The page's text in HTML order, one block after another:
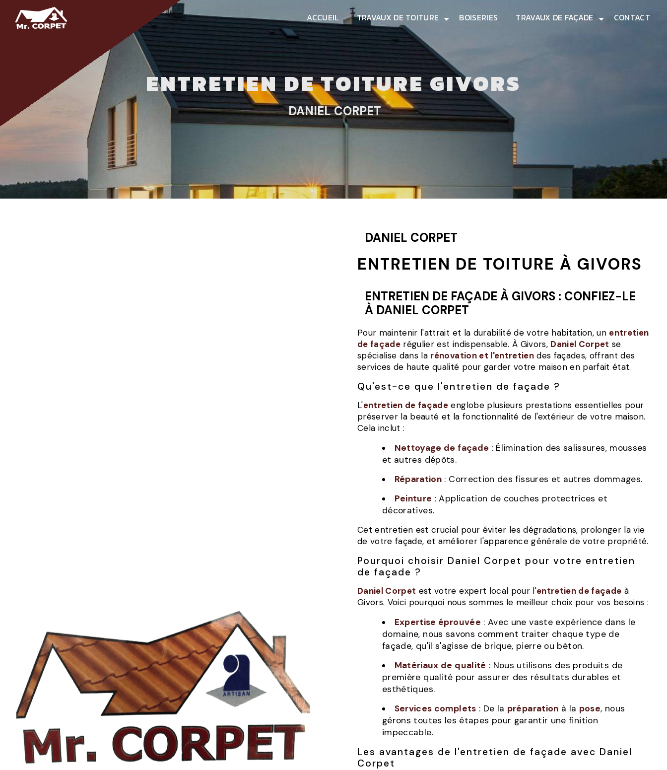
ACCUEIL TRAVAUX DE TOITURE BOISERIES TRAVAUX DE FAÇADE CONTACT
ENTRETIEN DE TOITURE GIVORS
DANIEL CORPET
DANIEL CORPET
ENTRETIEN DE TOITURE À GIVORS
ENTRETIEN DE FAÇADE À GIVORS : CONFIEZ-LE
À DANIEL CORPET
Pour maintenir l'attrait et la durabilité de votre habitation, un entretien
de façade régulier est indispensable. À Givors, Daniel Corpet se
spécialise dans la rénovation et l'entretiendes façades, offrant des
services de haute qualité pour garder votre maison en parfait état.
Qu'est-ce que l'entretien de façade ?
L'entretien de façade englobe plusieurs prestations essentielles pour
préserver la beauté et la fonctionnalité de l'extérieur de votre maison.
Cela inclut :
Nettoyage de façade : Élimination des salissures, mousses
et autres dépôts.
Réparation : Correction des fissures et autres dommages.
Peinture : Application de couches protectrices et
décoratives.
Cet entretien est crucial pour éviter les dégradations, prolonger la vie
de votre façade, et améliorer l'apparence générale de votre propriété.
Pourquoi choisir Daniel Corpet pour votre entretien
de façade ?
Daniel Corpet est votre expert local pour l'entretien de façade à
Givors. Voici pourquoi nous sommes le meilleur choix pour vos besoins :
Expertise éprouvée : Avec une vaste expérience dans le
domaine, nous savons comment traiter chaque type de
façade, qu'il s'agisse de brique, pierre ou béton.
Matériaux de qualité : Nous utilisons des produits de
première qualité pour assurer des résultats durables et
esthétiques.
Services complets : De la préparation à la pose, nous
gérons toutes les étapes pour garantir une finition
impeccable.
Les avantages de l'entretien de façade avec Daniel
Corpet
Panneau de gestion des cookies